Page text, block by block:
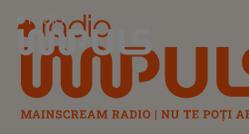
Radio Impuls